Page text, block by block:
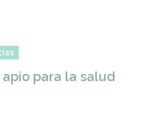
para la salud